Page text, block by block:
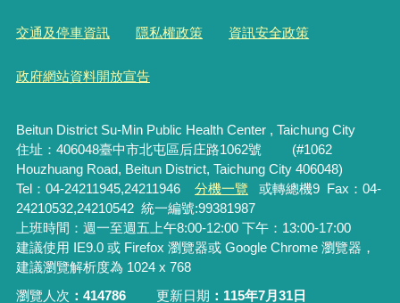
交通及停車資訊 隱私權政策 資訊安全政策
政府網站資料開放宣告
Beitun District Su-Min Public Health Center , Taichung City
住址：406048臺中市北屯區后庄路1062號 (#1062
Houzhuang Road, Beitun District, Taichung City 406048)
Tel：04-24211945,24211946
分機一覽
或轉總機9 Fax：04-
24210532,24210542 統一編號:99381987
上班時間：週一至週五上午8:00-12:00 下午：13:00-17:00
建議使用 IE9.0 或 Firefox 瀏覽器或 Google Chrome 瀏覽器，
建議瀏覽解析度為 1024 x 768
瀏覽人次
414786 更新日期 115年7月31日